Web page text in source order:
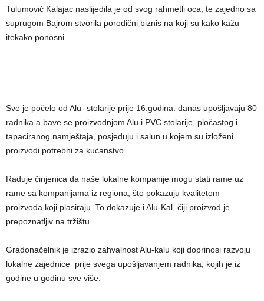
Tulumović Kalajac naslijedila je od svog rahmetli oca, te zajedno sa
suprugom Bajrom stvorila porodični biznis na koji su kako kažu
itekako ponosni.
Sve je počelo od Alu- stolarije prije 16.godina. danas upošljavaju 80
radnika a bave se proizvodnjom Alu i PVC stolarije, pločastog i
tapaciranog namještaja, posjeduju i salun u kojem su izloženi
proizvodi potrebni za kućanstvo.
Raduje činjenica da naše lokalne kompanije mogu stati rame uz
rame sa kompanijama iz regiona, što pokazuju kvalitetom
proizvoda koji plasiraju. To dokazuje i Alu-Kal, čiji proizvod je
prepoznatljiv na tržištu.
Gradonačelnik je izrazio zahvalnost Alu-kalu koji doprinosi razvoju
lokalne zajednice prije svega upošljavanjem radnika, kojih je iz
godine u godinu sve više.